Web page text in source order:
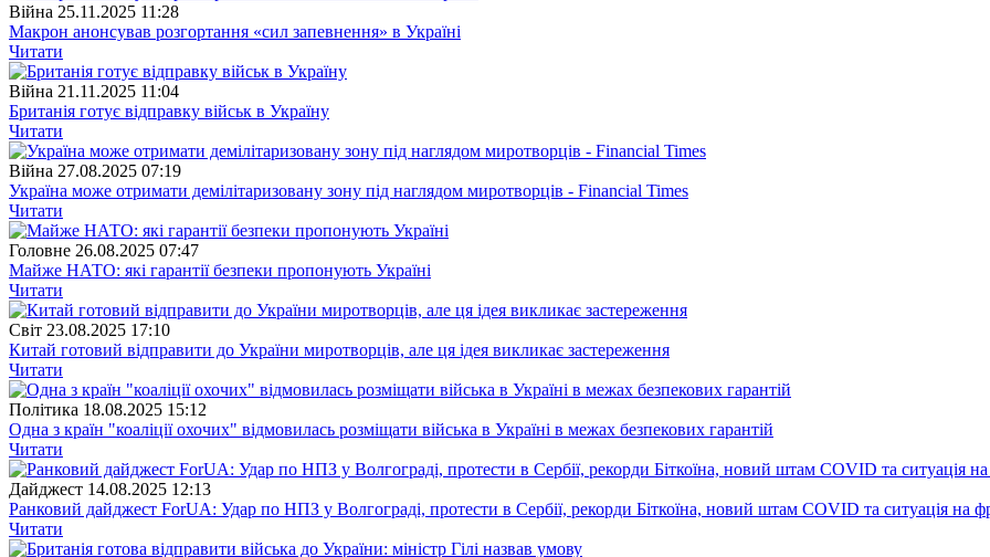
Війна 25.11.2025 11:28
Макрон анонсував розгортання «сил запевнення» в Україні
Читати
Війна 21.11.2025 11:04
Британія готує відправку військ в Україну
Читати
Війна 27.08.2025 07:19
Україна може отримати демілітаризовану зону під наглядом миротворців - Financial Times
Читати
Головне 26.08.2025 07:47
Майже НАТО: які гарантії безпеки пропонують Україні
Читати
Свiт 23.08.2025 17:10
Китай готовий відправити до України миротворців, але ця ідея викликає застереження
Читати
Полiтика 18.08.2025 15:12
Одна з країн "коаліції охочих" відмовилась розміщати війська в Україні в межах безпекових гарантій
Читати
Дайджест 14.08.2025 12:13
Ранковий дайджест ForUА: Удар по НПЗ у Волгограді, протести в Сербії, рекорди Біткоїна, новий штам COVID та ситуація на
Читати